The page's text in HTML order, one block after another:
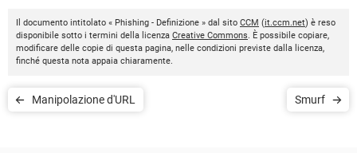
Il documento intitolato « Phishing - Definizione » dal sito CCM (it.ccm.net) è reso
disponibile sotto i termini della licenza Creative Commons. È possibile copiare,
modificare delle copie di questa pagina, nelle condizioni previste dalla licenza,
finché questa nota appaia chiaramente.
Manipolazione d'URL Smurf